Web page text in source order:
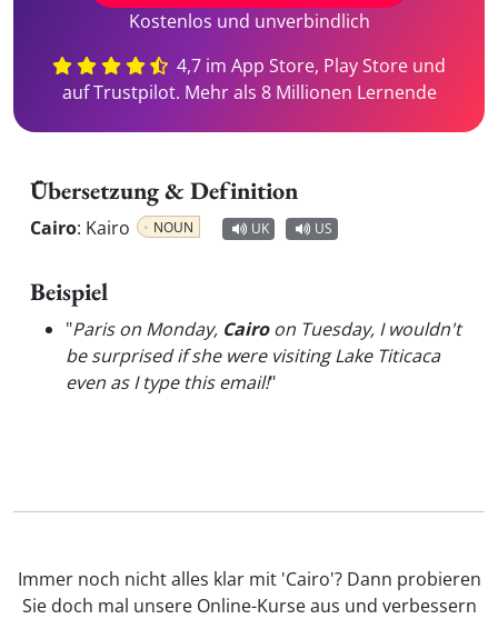
Kostenlos und unverbindlich
4,7 im App Store, Play Store und
auf Trustpilot. Mehr als 8 Millionen Lernende
Übersetzung & Definition
Cairo: Kairo NOUN UK US
Beispiel
"Paris on Monday, Cairoon Tuesday, I wouldn't
be surprised if she were visiting Lake Titicaca
even as I type this email!"
Immer noch nicht alles klar mit 'Cairo'? Dann probieren
Sie doch mal unsere Online-Kurse aus und verbessern